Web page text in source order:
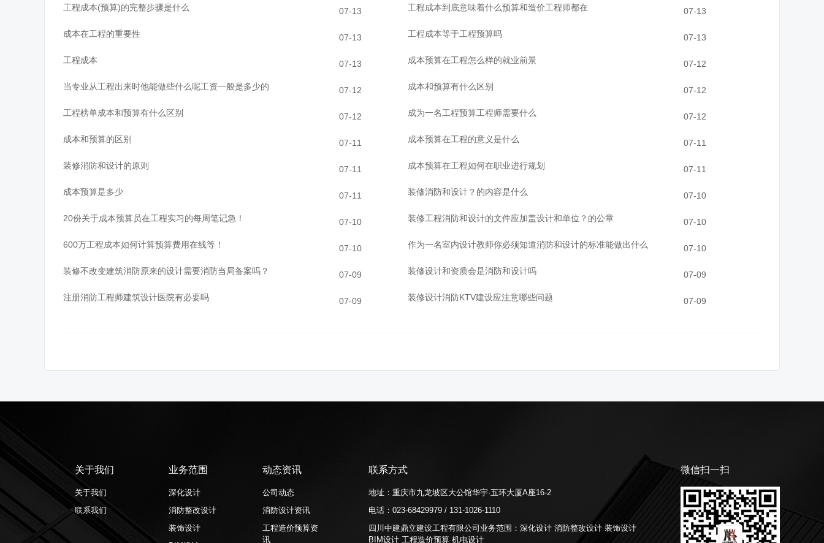
工程成本(预算)的完整步骤是什么 07-13 工程成本到底意味着什么预算和造价工程师都在 07-13
成本在工程的重要性 07-13 工程成本等于工程预算吗 07-13
工程成本 07-13 成本预算在工程怎么样的就业前景 07-12
当专业从工程出来时他能做些什么呢工资一般是多少的 07-12 成本和预算有什么区别 07-12
工程榜单成本和预算有什么区别 07-12 成为一名工程预算工程师需要什么 07-12
成本和预算的区别 07-11 成本预算在工程的意义是什么 07-11
装修消防和设计的原则 07-11 成本预算在工程如何在职业进行规划 07-11
成本预算是多少 07-11 装修消防和设计？的内容是什么 07-10
20份关于成本预算员在工程实习的每周笔记急！ 07-10 装修工程消防和设计的文件应加盖设计和单位？的公章 07-10
600万工程成本如何计算预算费用在线等！ 07-10 作为一名室内设计教师你必须知道消防和设计的标准能做出什么 07-10
装修不改变建筑消防原来的设计需要消防当局备案吗？ 07-09 装修设计和资质会是消防和设计吗 07-09
注册消防工程师建筑设计医院有必要吗 07-09 装修设计消防KTV建设应注意哪些问题 07-09
关于我们
关于我们
联系我们
业务范围
深化设计
消防整改设计
装饰设计
动态资讯
公司动态
消防设计资讯
工程造价预算资
讯
联系方式
地址：重庆市九龙坡区大公馆华宇·五环大厦A座16-2
电话：023-68429979 / 131-1026-1110
四川中建鼎立建设工程有限公司业务范围：深化设计 消防整改设计 装饰设计
BIM设计 工程造价预算 机电设计
微信扫一扫